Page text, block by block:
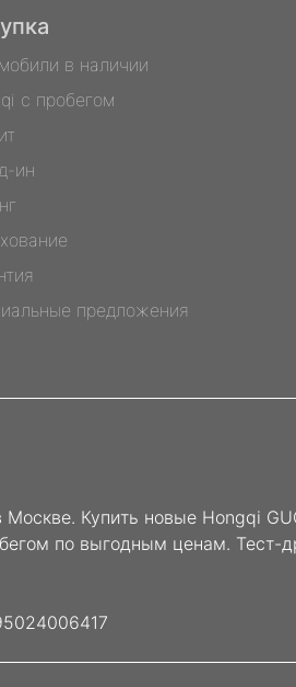
в наличии
с пробегом
ин
предложения
Купить новые Hongqi
по выгодным ценам.